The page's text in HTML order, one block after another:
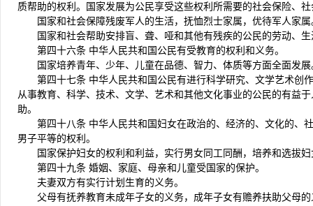
质帮助的权利。国家发展为公民享受这些权利所需要的社会保险、
国家和社会保障残废军人的生活，抚恤烈士家属，优待军人家属
国家和社会帮助安排盲、聋、哑和其他有残疾的公民的劳动、
第四十六条 中华人民共和国公民有受教育的权利和义务。
国家培养青年、少年、儿童在品德、智力、体质等方面全面发展
第四十七条 中华人民共和国公民有进行科学研究、文学艺术创
从事教育、科学、技术、文学、艺术和其他文化事业的公民的有益
助。
第四十八条 中华人民共和国妇女在政治的、经济的、文化的、
男子平等的权利。
国家保护妇女的权利和利益，实行男女同工同酬，培养和选拔
第四十九条 婚姻、家庭、母亲和儿童受国家的保护。
夫妻双方有实行计划生育的义务。
父母有抚养教育未成年子女的义务，成年子女有赡养扶助父母的